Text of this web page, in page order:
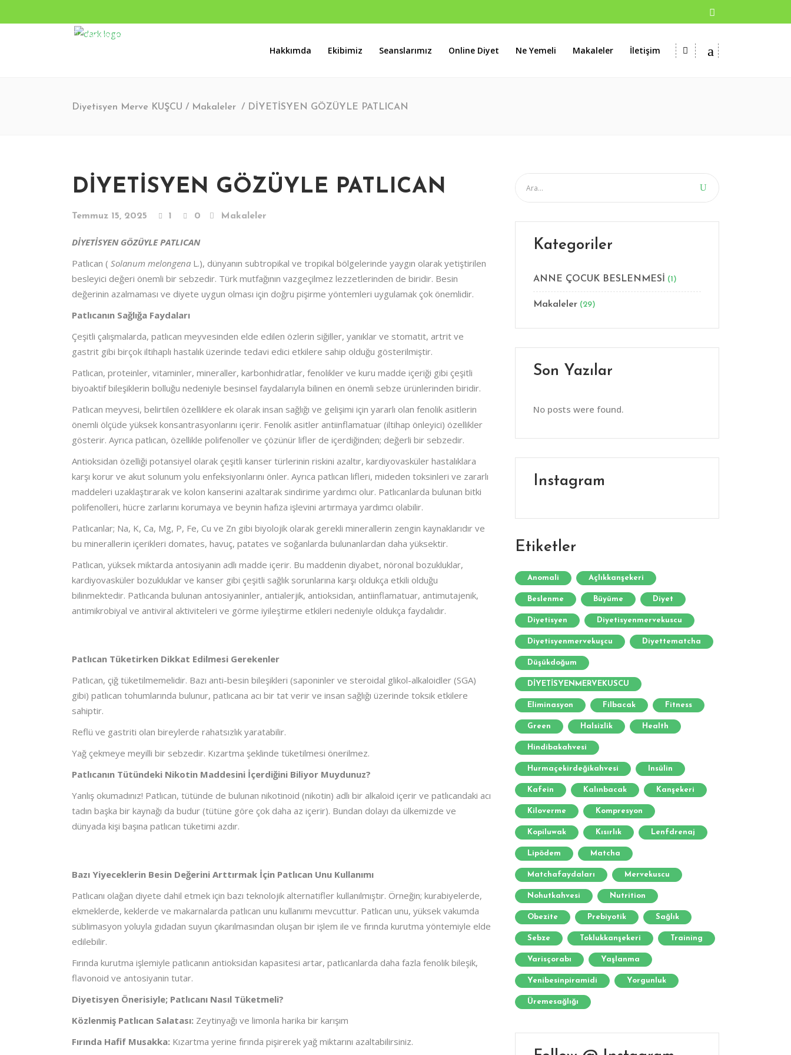
Pazartesi - Cumartesi 9.00 - 17.00 Pazar KAPALI
Hakkımda Ekibimiz Seanslarımız Online Diyet Ne Yemeli Makaleler İletişim
Diyetisyen Merve KUŞCU / Makaleler / DİYETİSYEN GÖZÜYLE PATLICAN
DİYETİSYEN GÖZÜYLE PATLICAN
Temmuz 15, 2025 1 0 Makaleler
DİYETİSYEN GÖZÜYLE PATLICAN
Patlıcan ( Solanum melongena L.), dünyanın subtropikal ve tropikal bölgelerinde yaygın olarak yetiştirilen
besleyici değeri önemli bir sebzedir. Türk mutfağının vazgeçilmez lezzetlerinden de biridir. Besin
değerinin azalmaması ve diyete uygun olması için doğru pişirme yöntemleri uygulamak çok önemlidir.
Patlıcanın Sağlığa Faydaları
Çeşitli çalışmalarda, patlıcan meyvesinden elde edilen özlerin siğiller, yanıklar ve stomatit, artrit ve
gastrit gibi birçok iltihaplı hastalık üzerinde tedavi edici etkilere sahip olduğu gösterilmiştir.
Patlıcan, proteinler, vitaminler, mineraller, karbonhidratlar, fenolikler ve kuru madde içeriği gibi çeşitli
biyoaktif bileşiklerin bolluğu nedeniyle besinsel faydalarıyla bilinen en önemli sebze ürünlerinden biridir.
Patlıcan meyvesi, belirtilen özelliklere ek olarak insan sağlığı ve gelişimi için yararlı olan fenolik asitlerin
önemli ölçüde yüksek konsantrasyonlarını içerir. Fenolik asitler antiinflamatuar (iltihap önleyici) özellikler
gösterir. Ayrıca patlıcan, özellikle polifenoller ve çözünür lifler de içerdiğinden; değerli bir sebzedir.
Antioksidan özelliği potansiyel olarak çeşitli kanser türlerinin riskini azaltır, kardiyovasküler hastalıklara
karşı korur ve akut solunum yolu enfeksiyonlarını önler. Ayrıca patlıcan lifleri, mideden toksinleri ve zararlı
maddeleri uzaklaştırarak ve kolon kanserini azaltarak sindirime yardımcı olur. Patlıcanlarda bulunan bitki
polifenolleri, hücre zarlarını korumaya ve beynin hafıza işlevini artırmaya yardımcı olabilir.
Patlıcanlar; Na, K, Ca, Mg, P, Fe, Cu ve Zn gibi biyolojik olarak gerekli minerallerin zengin kaynaklarıdır ve
bu minerallerin içerikleri domates, havuç, patates ve soğanlarda bulunanlardan daha yüksektir.
Patlıcan, yüksek miktarda antosiyanin adlı madde içerir. Bu maddenin diyabet, nöronal bozukluklar,
kardiyovasküler bozukluklar ve kanser gibi çeşitli sağlık sorunlarına karşı oldukça etkili olduğu
bilinmektedir. Patlıcanda bulunan antosiyaninler, antialerjik, antioksidan, antiinflamatuar, antimutajenik,
antimikrobiyal ve antiviral aktiviteleri ve görme iyileştirme etkileri nedeniyle oldukça faydalıdır.
Patlıcan Tüketirken Dikkat Edilmesi Gerekenler
Patlıcan, çiğ tüketilmemelidir. Bazı anti-besin bileşikleri (saponinler ve steroidal glikol-alkaloidler (SGA)
gibi) patlıcan tohumlarında bulunur, patlıcana acı bir tat verir ve insan sağlığı üzerinde toksik etkilere
sahiptir.
Reflü ve gastriti olan bireylerde rahatsızlık yaratabilir.
Yağ çekmeye meyilli bir sebzedir. Kızartma şeklinde tüketilmesi önerilmez.
Patlıcanın Tütündeki Nikotin Maddesini İçerdiğini Biliyor Muydunuz?
Yanlış okumadınız! Patlıcan, tütünde de bulunan nikotinoid (nikotin) adlı bir alkaloid içerir ve patlıcandaki acı
tadın başka bir kaynağı da budur (tütüne göre çok daha az içerir). Bundan dolayı da ülkemizde ve
dünyada kişi başına patlıcan tüketimi azdır.
Bazı Yiyeceklerin Besin Değerini Arttırmak İçin Patlıcan Unu Kullanımı
Patlıcanı olağan diyete dahil etmek için bazı teknolojik alternatifler kullanılmıştır. Örneğin; kurabiyelerde,
ekmeklerde, keklerde ve makarnalarda patlıcan unu kullanımı mevcuttur. Patlıcan unu, yüksek vakumda
süblimasyon yoluyla gıdadan suyun çıkarılmasından oluşan bir işlem ile ve fırında kurutma yöntemiyle elde
edilebilir.
Fırında kurutma işlemiyle patlıcanın antioksidan kapasitesi artar, patlıcanlarda daha fazla fenolik bileşik,
flavonoid ve antosiyanin tutar.
Diyetisyen Önerisiyle; Patlıcanı Nasıl Tüketmeli?
Közlenmiş Patlıcan Salatası: Zeytinyağı ve limonla harika bir karışım
Fırında Hafif Musakka: Kızartma yerine fırında pişirerek yağ miktarını azaltabilirsiniz.
Kategoriler
ANNE ÇOCUK BESLENMESİ (1)
Makaleler (29)
Son Yazılar
No posts were found.
Instagram
Etiketler
Anomali Açlıkkanşekeri
Beslenme Büyüme Diyet
Diyetisyen Diyetisyenmervekuscu
Diyetisyenmervekuşcu Diyettematcha
Düşükdoğum
DİYETİSYENMERVEKUSCU
Eliminasyon Filbacak Fitness
Green Halsizlik Health
Hindibakahvesi
Hurmaçekirdeğikahvesi Insülin
Kafein Kalınbacak Kanşekeri
Kiloverme Kompresyon
Kopiluwak Kısırlık Lenfdrenaj
Lipödem Matcha
Matchafaydaları Mervekuscu
Nohutkahvesi Nutrition
Obezite Prebiyotik Sağlık
Sebze Toklukkanşekeri Training
Varisçorabı Yaşlanma
Yenibesinpiramidi Yorgunluk
Üremesağlığı